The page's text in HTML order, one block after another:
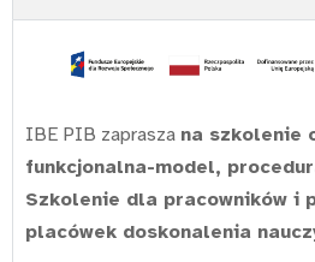
IBE PIB zaprasza na szkolenie
funkcjonalna-model,
Szkolenie dla pracowników i
placówek doskonalenia